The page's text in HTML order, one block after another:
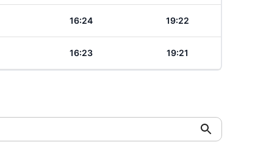
16:24 19:22
16:23 19:21